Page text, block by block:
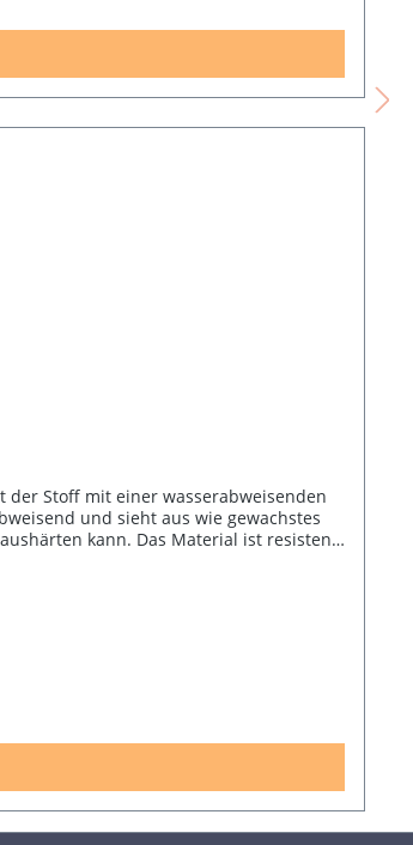
der Stoff mit einer wasserabweisenden
und sieht aus wie gewachstes
kann. Das Material ist resistent